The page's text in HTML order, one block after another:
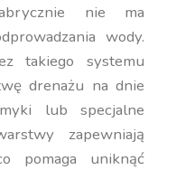
nie ma
wody.
takiego systemu
drenażu na dnie
lub specjalne
zapewniają
pomaga uniknąć